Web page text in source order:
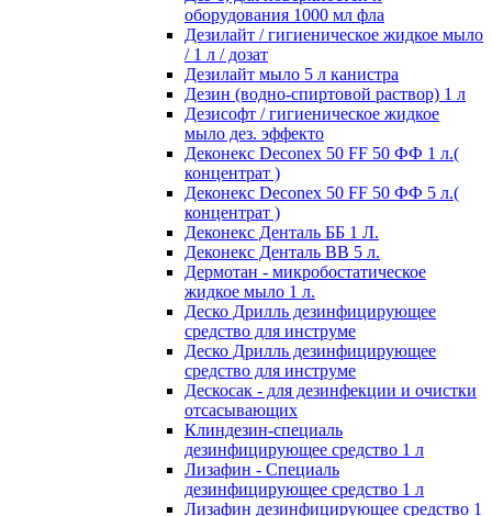
оборудования 1000 мл фла
Дезилайт / гигиеническое жидкое мыло
/ 1 л / дозат
Дезилайт мыло 5 л канистра
Дезин (водно-спиртовой раствор) 1 л
Дезисофт / гигиеническое жидкое
мыло дез. эффекто
Деконекс Deconex 50 FF 50 ФФ 1 л.(
концентрат )
Деконекс Deconex 50 FF 50 ФФ 5 л.(
концентрат )
Деконекс Денталь ББ 1 Л.
Деконекс Денталь ВВ 5 л.
Дермотан - микробостатическое
жидкое мыло 1 л.
Деско Дрилль дезинфицирующее
средство для инструме
Деско Дрилль дезинфицирующее
средство для инструме
Дескосак - для дезинфекции и очистки
отсасывающих
Клиндезин-специаль
дезинфицирующее средство 1 л
Лизафин - Специаль
дезинфицирующее средство 1 л
Лизафин дезинфицирующее средство 1